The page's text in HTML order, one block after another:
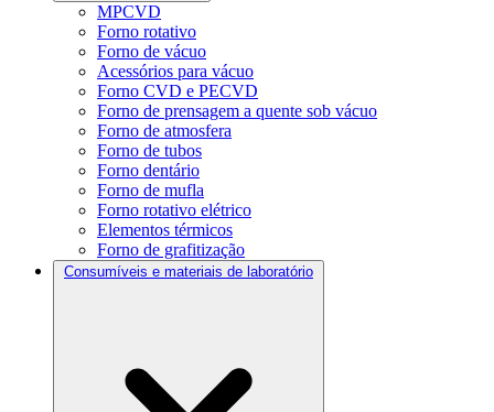
MPCVD
Forno rotativo
Forno de vácuo
Acessórios para vácuo
Forno CVD e PECVD
Forno de prensagem a quente sob vácuo
Forno de atmosfera
Forno de tubos
Forno dentário
Forno de mufla
Forno rotativo elétrico
Elementos térmicos
Forno de grafitização
Consumíveis e materiais de laboratório